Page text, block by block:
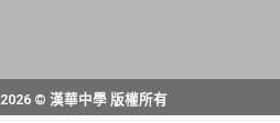
2026 © 漢華中學 版權所有